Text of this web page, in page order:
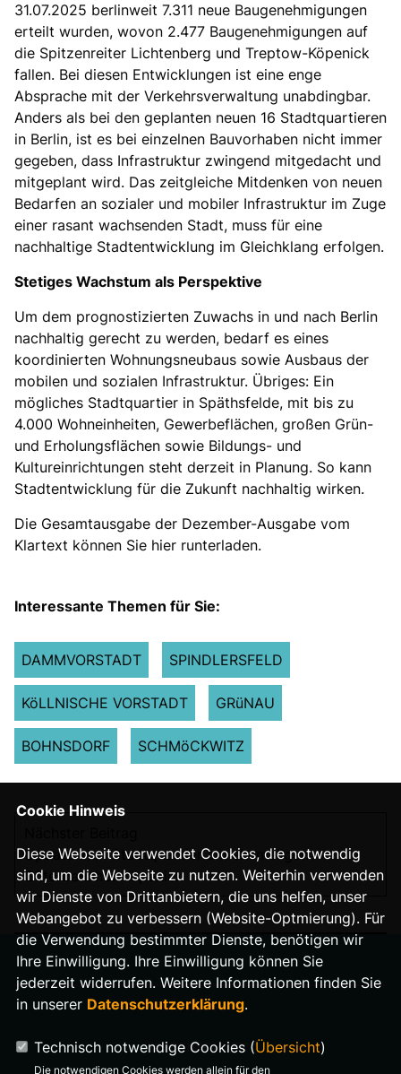
31.07.2025 berlinweit 7.311 neue Baugenehmigungen
erteilt wurden, wovon 2.477 Baugenehmigungen auf
die Spitzenreiter Lichtenberg und Treptow-Köpenick
fallen. Bei diesen Entwicklungen ist eine enge
Absprache mit der Verkehrsverwaltung unabdingbar.
Anders als bei den geplanten neuen 16 Stadtquartieren
in Berlin, ist es bei einzelnen Bauvorhaben nicht immer
gegeben, dass Infrastruktur zwingend mitgedacht und
mitgeplant wird. Das zeitgleiche Mitdenken von neuen
Bedarfen an sozialer und mobiler Infrastruktur im Zuge
einer rasant wachsenden Stadt, muss für eine
nachhaltige Stadtentwicklung im Gleichklang erfolgen.
Stetiges Wachstum als Perspektive
Um dem prognostizierten Zuwachs in und nach Berlin
nachhaltig gerecht zu werden, bedarf es eines
koordinierten Wohnungsneubaus sowie Ausbaus der
mobilen und sozialen Infrastruktur. Übriges: Ein
mögliches Stadtquartier in Späthsfelde, mit bis zu
4.000 Wohneinheiten, Gewerbeflächen, großen Grün-
und Erholungsflächen sowie Bildungs- und
Kultureinrichtungen steht derzeit in Planung. So kann
Stadtentwicklung für die Zukunft nachhaltig wirken.
Die Gesamtausgabe der Dezember-Ausgabe vom
Klartext können Sie hier runterladen.
Interessante Themen für Sie:
DAMMVORSTADT SPINDLERSFELD
KöLLNISCHE VORSTADT GRüNAU
BOHNSDORF SCHMöCKWITZ
Update zum Stadtquartier am ehemaligen
Güterbahnhof Köpenick
IMPRESSUM
DATENSCHUTZ
Cookie Hinweis
Diese Webseite verwendet Cookies, die notwendig
sind, um die Webseite zu nutzen. Weiterhin verwenden
wir Dienste von Drittanbietern, die uns helfen, unser
Webangebot zu verbessern (Website-Optmierung). Für
die Verwendung bestimmter Dienste, benötigen wir
Ihre Einwilligung. Ihre Einwilligung können Sie
jederzeit widerrufen. Weitere Informationen finden Sie
in unserer Datenschutzerklärung.
Technisch notwendige Cookies (Übersicht)
Die notwendigen Cookies werden allein für den